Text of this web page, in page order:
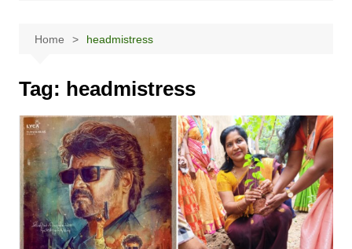
Home headmistress
Tag: headmistress